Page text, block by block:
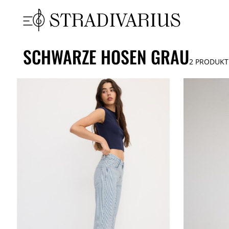
SCHWARZE HOSEN GRAU2